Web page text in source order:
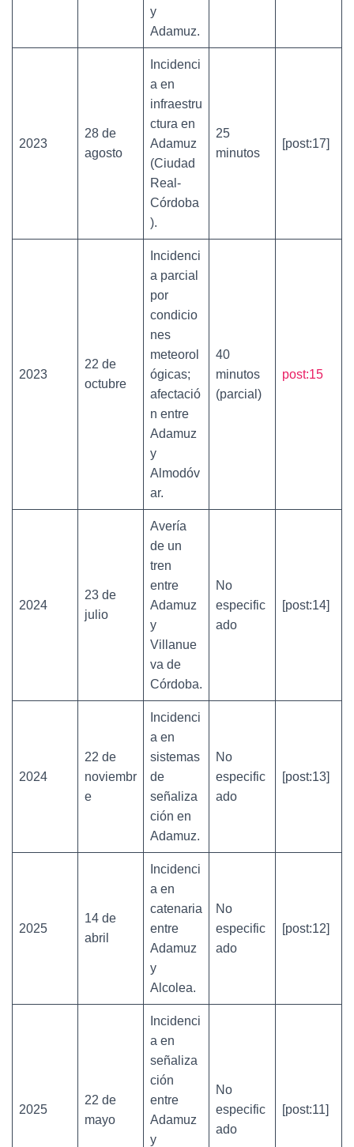
y
Adamuz.
2023
28 de
agosto
Incidenci
a en
infraestru
ctura en
Adamuz
(Ciudad
Real-
Córdoba
).
25
minutos
[post:17]
2023
22 de
octubre
Incidenci
a parcial
por
condicio
nes
meteorol
ógicas;
afectació
n entre
Adamuz
y
Almodóv
ar.
40
minutos
(parcial)
post:15
2024
23 de
julio
Avería
de un
tren
entre
Adamuz
y
Villanue
va de
Córdoba.
No
especific
ado
[post:14]
2024
22 de
noviembr
e
Incidenci
a en
sistemas
de
señaliza
ción en
Adamuz.
No
especific
ado
[post:13]
2025
14 de
abril
Incidenci
a en
catenaria
entre
Adamuz
y
Alcolea.
No
especific
ado
[post:12]
2025
22 de
mayo
Incidenci
a en
señaliza
ción
entre
Adamuz
y
No
especific
ado
[post:11]